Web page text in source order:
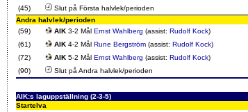
(45)
Slut på Första halvlek/perioden
Andra halvlek/perioden
(59)
AIK 3-2 Mål Ernst Wahlberg (assist: Rudolf Kock)
(61)
AIK 4-2 Mål Rune Bergström (assist: Rudolf Kock)
(72)
AIK 5-2 Mål Ernst Wahlberg (assist: Rudolf Kock)
(90)
Slut på Andra halvlek/perioden
AIK:s laguppställning (2-3-5)
Startelva